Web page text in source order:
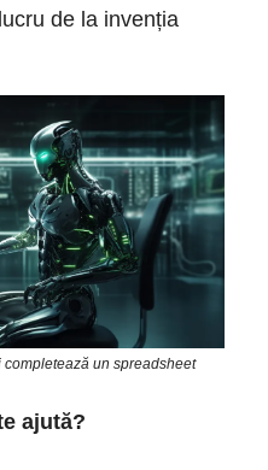
de la invenția
un spreadsheet
ajută?